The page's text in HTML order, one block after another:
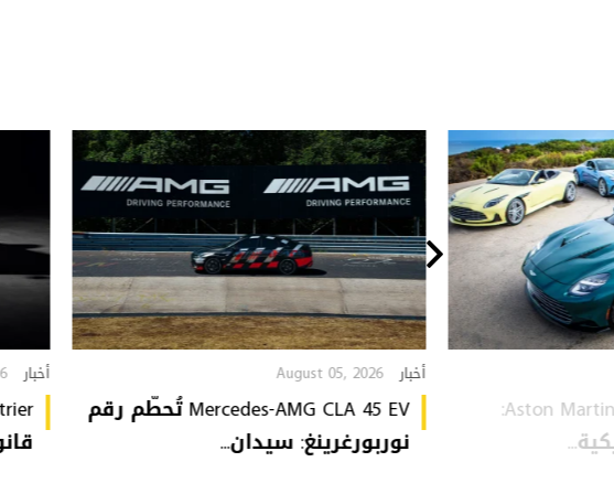
Aston Martin Heritage Collection:
أخبار August 05, 2026
Mercedes-AMG CLA 45 EV تُحطّم رقم
نوربورغرينغ: سيدان...
أخبار